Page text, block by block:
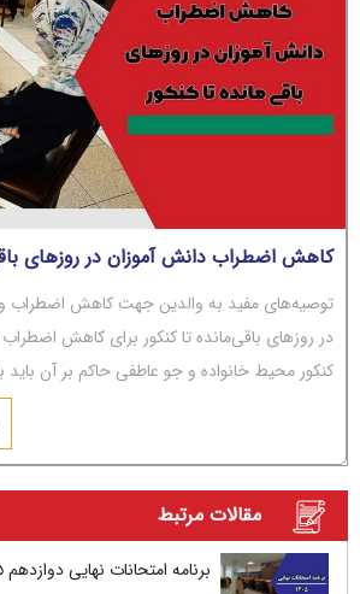
کاهش اضطراب دانش آموزان در روزهای
در روزهای باقی‌مانده تا کنکور
کنکور محیط خانواده و جو عاطفی حاکم بر آن
مقالات مرتبط
برنامه امتحانات نهایی دوازدهم ۱۴۰۵